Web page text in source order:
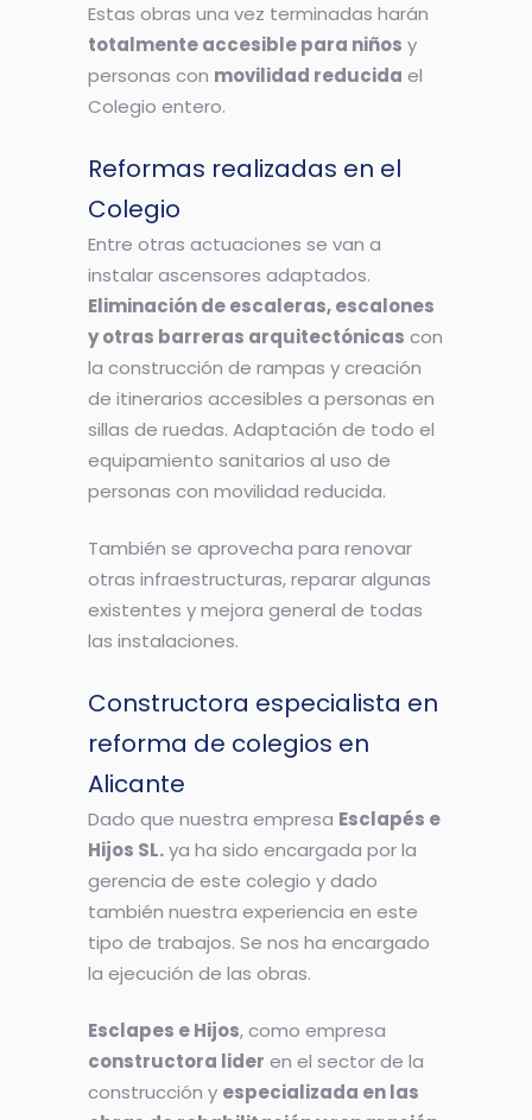
Estas obras una vez terminadas harán
totalmente accesible para niños y
personas con movilidad reducida el
Colegio entero.
Reformas realizadas en el
Colegio
Entre otras actuaciones se van a
instalar ascensores adaptados.
Eliminación de escaleras, escalones
y otras barreras arquitectónicas con
la construcción de rampas y creación
de itinerarios accesibles a personas en
sillas de ruedas. Adaptación de todo el
equipamiento sanitarios al uso de
personas con movilidad reducida.
También se aprovecha para renovar
otras infraestructuras, reparar algunas
existentes y mejora general de todas
las instalaciones.
Constructora especialista en
reforma de colegios en
Alicante
Dado que nuestra empresa Esclapés e
Hijos SL.ya ha sido encargada por la
gerencia de este colegio y dado
también nuestra experiencia en este
tipo de trabajos. Se nos ha encargado
la ejecución de las obras.
Esclapes e Hijos, como empresa
constructora lider en el sector de la
construcción y especializada en las